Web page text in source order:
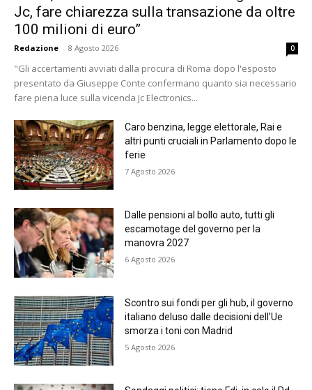
Jc, fare chiarezza sulla transazione da oltre
100 milioni di euro”
Redazione - 8 Agosto 2026 0
"Gli accertamenti avviati dalla procura di Roma dopo l'esposto
presentato da Giuseppe Conte confermano quanto sia necessario
fare piena luce sulla vicenda Jc Electronics...
Caro benzina, legge elettorale, Rai e
altri punti cruciali in Parlamento dopo le
ferie
7 Agosto 2026
Dalle pensioni al bollo auto, tutti gli
escamotage del governo per la
manovra 2027
6 Agosto 2026
Scontro sui fondi per gli hub, il governo
italiano deluso dalle decisioni dell’Ue
smorza i toni con Madrid
5 Agosto 2026